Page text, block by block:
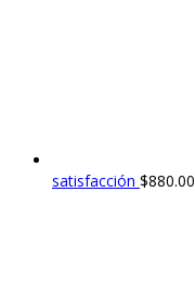
satisfacción $880.00